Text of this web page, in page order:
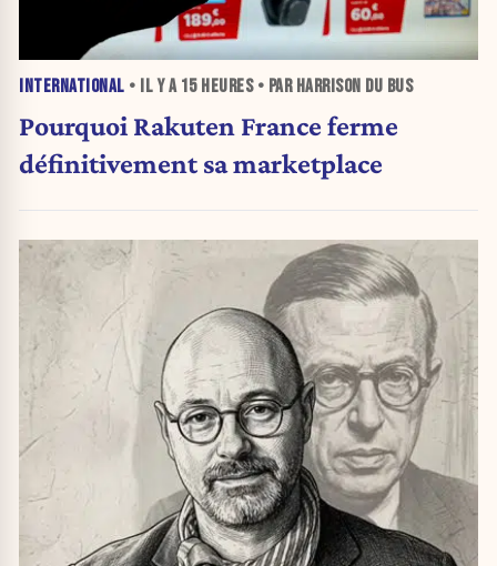
INTERNATIONAL • IL Y A 15 HEURES• PAR HARRISON DU BUS
Pourquoi Rakuten France ferme
définitivement sa marketplace